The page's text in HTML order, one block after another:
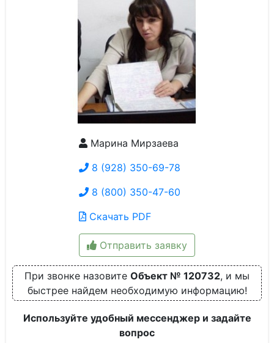
Марина Мирзаева
8 (928) 350-69-78
8 (800) 350-47-60
Скачать PDF
Отправить заявку
При звонке назовите Объект № 120732, и мы
быстрее найдем необходимую информацию!
Используйте удобный мессенджер и задайте
вопрос